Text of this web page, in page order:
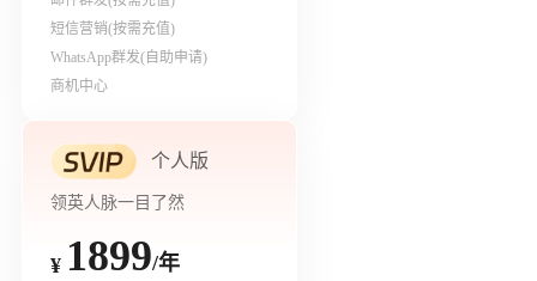
短信营销(按需充值)
WhatsApp群发(自助申请)
商机中心
个人版
领英人脉一目了然
¥ 1899/年